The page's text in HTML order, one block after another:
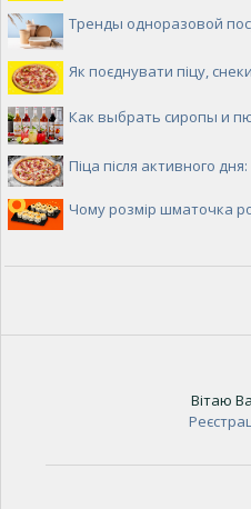
Тренды одноразовой
Як поєднувати піцу,
Как выбрать сиропы и
Піца після активного
Чому розмір шматочка
Вітаю